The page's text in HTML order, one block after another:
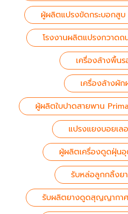
ผู้ผลิตแปรงขัดกระบอกสู
โรงงานผลิตแปรงกวาด
เครื่องล้างพื้นร
เครื่องล้างผัก
ผู้ผลิตใบปาดสายพาน
แปรงแยงบอยเล
ผู้ผลิตเครื่องดูดฝุ่น
รับหล่อลูกกลิ้งย
รับผลิตยางดูดสุญญากา